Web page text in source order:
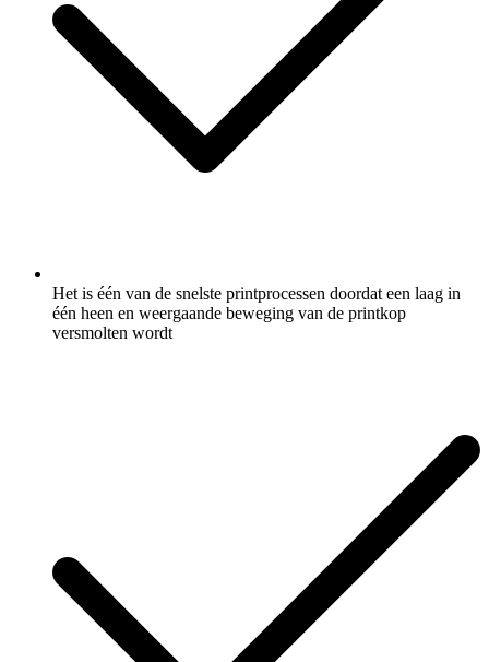
Het is één van de snelste printprocessen doordat een laag in
één heen en weergaande beweging van de printkop
versmolten wordt